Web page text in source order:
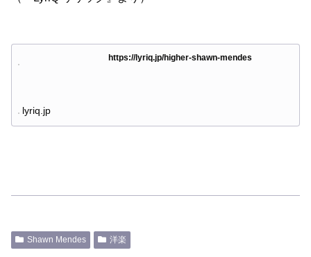
https://lyriq.jp/higher-shawn-mendes
lyriq.jp
Shawn Mendes 洋楽